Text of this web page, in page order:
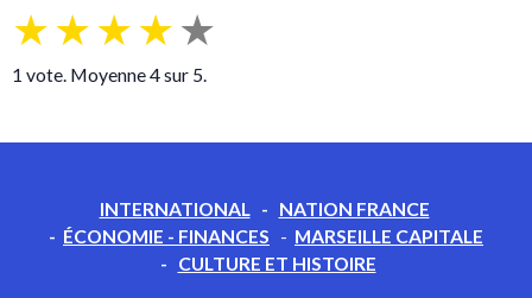
★★★★★
1 vote. Moyenne4sur 5.
INTERNATIONAL - NATION FRANCE
- ÉCONOMIE - FINANCES - MARSEILLE CAPITALE
- CULTURE ET HISTOIRE